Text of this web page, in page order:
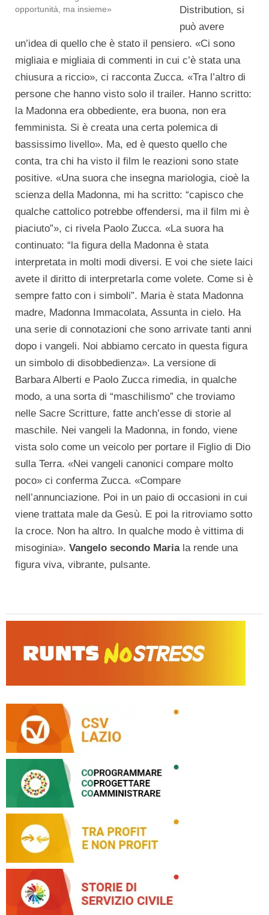
opportunità, ma insieme»
Distribution, si
può avere
un’idea di quello che è stato il pensiero. «Ci sono
migliaia e migliaia di commenti in cui c’è stata una
chiusura a riccio», ci racconta Zucca. «Tra l’altro di
persone che hanno visto solo il trailer. Hanno scritto:
la Madonna era obbediente, era buona, non era
femminista. Si è creata una certa polemica di
bassissimo livello». Ma, ed è questo quello che
conta, tra chi ha visto il film le reazioni sono state
positive. «Una suora che insegna mariologia, cioè la
scienza della Madonna, mi ha scritto: “capisco che
qualche cattolico potrebbe offendersi, ma il film mi è
piaciuto”», ci rivela Paolo Zucca. «La suora ha
continuato: “la figura della Madonna è stata
interpretata in molti modi diversi. E voi che siete laici
avete il diritto di interpretarla come volete. Come si è
sempre fatto con i simboli”. Maria è stata Madonna
madre, Madonna Immacolata, Assunta in cielo. Ha
una serie di connotazioni che sono arrivate tanti anni
dopo i vangeli. Noi abbiamo cercato in questa figura
un simbolo di disobbedienza». La versione di
Barbara Alberti e Paolo Zucca rimedia, in qualche
modo, a una sorta di “maschilismo” che troviamo
nelle Sacre Scritture, fatte anch’esse di storie al
maschile. Nei vangeli la Madonna, in fondo, viene
vista solo come un veicolo per portare il Figlio di Dio
sulla Terra. «Nei vangeli canonici compare molto
poco» ci conferma Zucca. «Compare
nell’annunciazione. Poi in un paio di occasioni in cui
viene trattata male da Gesù. E poi la ritroviamo sotto
la croce. Non ha altro. In qualche modo è vittima di
misoginia». Vangelo secondo Mariala rende una
figura viva, vibrante, pulsante.